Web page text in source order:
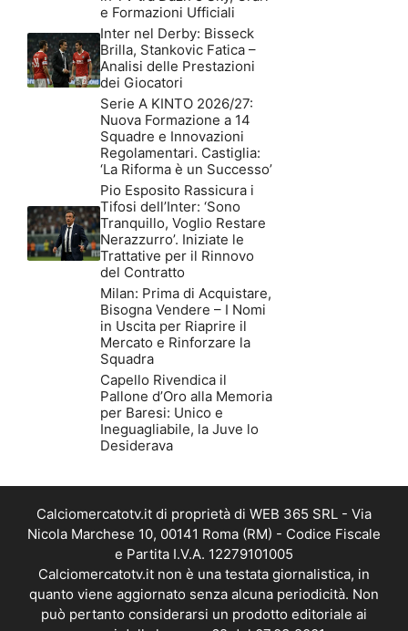
e Formazioni Ufficiali
Inter nel Derby: Bisseck
Brilla, Stankovic Fatica –
Analisi delle Prestazioni
dei Giocatori
Serie A KINTO 2026/27:
Nuova Formazione a 14
Squadre e Innovazioni
Regolamentari. Castiglia:
‘La Riforma è un Successo’
Pio Esposito Rassicura i
Tifosi dell’Inter: ‘Sono
Tranquillo, Voglio Restare
Nerazzurro’. Iniziate le
Trattative per il Rinnovo
del Contratto
Milan: Prima di Acquistare,
Bisogna Vendere – I Nomi
in Uscita per Riaprire il
Mercato e Rinforzare la
Squadra
Capello Rivendica il
Pallone d’Oro alla Memoria
per Baresi: Unico e
Ineguagliabile, la Juve lo
Desiderava
Calciomercatotv.it di proprietà di WEB 365 SRL - Via
Nicola Marchese 10, 00141 Roma (RM) - Codice Fiscale
e Partita I.V.A. 12279101005
Calciomercatotv.it non è una testata giornalistica, in
quanto viene aggiornato senza alcuna periodicità. Non
può pertanto considerarsi un prodotto editoriale ai